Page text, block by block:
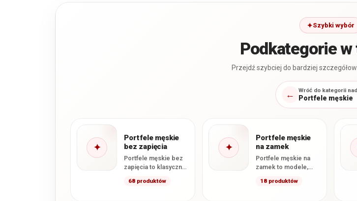
Szybki wybór
Podkategorie
Przejdź szybciej do bardziej
← Wróć do kategorii
Portfele męskie
✦
Portfele męskie
bez zapięcia
Portfele męskie bez
zapięcia to klasyczne
posiadają
68 produktów
✦
Portfele męskie
na zamek
Portfele męskie na
zamek to modele,
zamykana jest
18 produktów